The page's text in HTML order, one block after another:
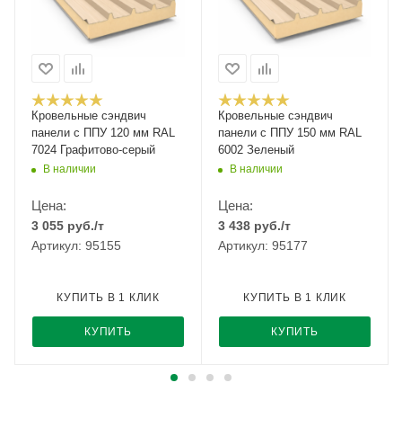
Кровельные сэндвич
панели с ППУ 120 мм RAL
7024 Графитово-серый
В наличии
Цена:
3 055 руб./т
Артикул: 95155
КУПИТЬ
КУПИТЬ В 1 КЛИК
Кровельные сэндвич
панели с ППУ 150 мм RAL
6002 Зеленый
В наличии
Цена:
3 438 руб./т
Артикул: 95177
КУПИТЬ
КУПИТЬ В 1 КЛИК